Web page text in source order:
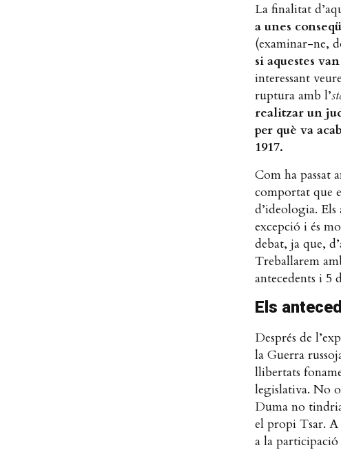
La finalitat
a unes
(examinar-ne,
si aquestes
interessant
ruptura amb l’
realitzar un
per què va
1917.
Com ha passat
comportat que
d’ideologia. Els
excepció i és
debat, ja que,
Treballarem
antecedents i 5
Els
Després de
la Guerra
llibertats
legislativa. No
Duma no
el propi Tsar. A
a la